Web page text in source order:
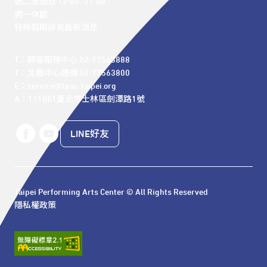
T：顧客服務中心 02-77563888
T：北藝中心總機 02-77563800
E：service@tpac-taipei.org
A：111081臺北市士林區劍潭路1號
LINE好友
Taipei Performing Arts Center © All Rights Reserved
隱私權政策